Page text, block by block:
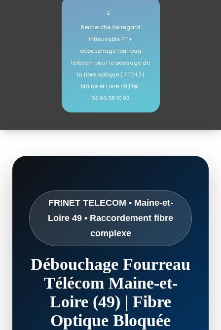
Recherche de regard
introuvable FT +
débouchage fourreau
télécom pour le passage de
la fibre optique ( FTTH ) |
Maine et Loire 49 | tél :
02.90.38.10.92
FRINET TELECOM • Maine-et-
Loire 49 • Raccordement fibre
complexe
Débouchage Fourreau
Télécom Maine-et-
Loire (49) | Fibre
Optique Bloquée